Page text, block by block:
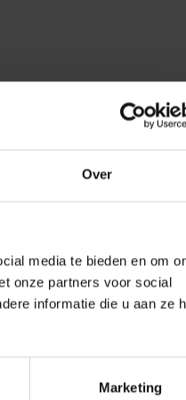
Over
media te bieden en om
onze partners voor social
informatie die u aan ze
Marketing